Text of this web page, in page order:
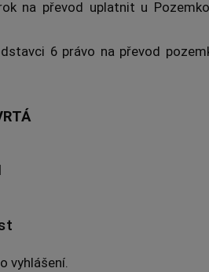
na převod uplatnit u
6 právo na převod
vyhlášení.